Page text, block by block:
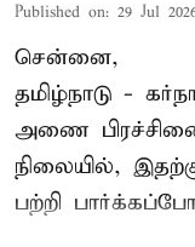
Published on: 29 Jul
சென்னை,
தமிழ்நாடு -
அணை
நிலையில்,
பற்றி